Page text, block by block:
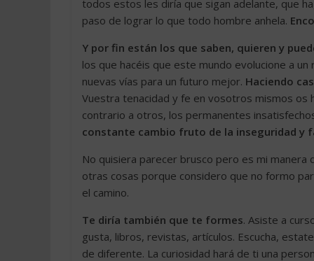
todos estos les diría que sigan adelante, que
paso de lograr lo que todo hombre anhela.
Y por fin están los que saben, quieren y
los que hacéis que este mundo evolucione a
nuevas vías para un futuro mejor. Haciendo
Vuestra tenacidad y fe en vosotros mismos os
contrario a otros, los permanentes
constante cambio fruto de la inseguridad y
No quisiera parecer brusco pero es mi
otras cosas porque considero que no formo
el camino.
Te diría también que te formes. Asiste a
gusta, libros, revistas, artículos. Escucha,
de diferente. La curiosidad hará de ti una